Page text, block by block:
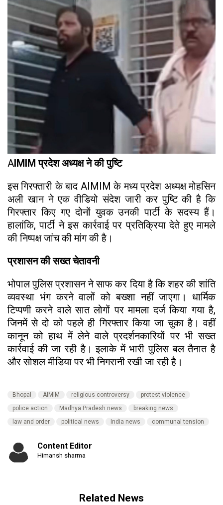
AIMIM प्रदेश अध्यक्ष ने की पुष्टि
इस गिरफ्तारी के बाद AIMIM के मध्य प्रदेश अध्यक्ष मोहसिन
अली खान ने एक वीडियो संदेश जारी कर पुष्टि की है कि
गिरफ्तार किए गए दोनों युवक उनकी पार्टी के सदस्य हैं।
हालांकि, पार्टी ने इस कार्रवाई पर प्रतिक्रिया देते हुए मामले
की निष्पक्ष जांच की मांग की है।
प्रशासन की सख्त चेतावनी
भोपाल पुलिस प्रशासन ने साफ कर दिया है कि शहर की शांति
व्यवस्था भंग करने वालों को बख्शा नहीं जाएगा। धार्मिक
टिप्पणी करने वाले सात लोगों पर मामला दर्ज किया गया है,
जिनमें से दो को पहले ही गिरफ्तार किया जा चुका है। वहीं
कानून को हाथ में लेने वाले प्रदर्शनकारियों पर भी सख्त
कार्रवाई की जा रही है। इलाके में भारी पुलिस बल तैनात है
और सोशल मीडिया पर भी निगरानी रखी जा रही है।
Bhopal AIMIM religious controversy
protest violence
police action
Madhya Pradesh news
breaking news
law and order
political news India news communal tension
Content Editor
Himansh sharma
Related News